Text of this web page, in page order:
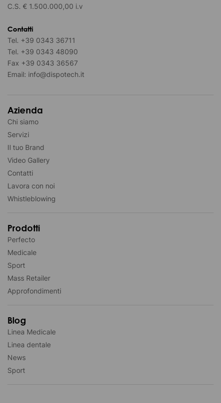
C.S. € 1.500.000,00 i.v
Contatti
Tel. +39 0343 36711
Tel. +39 0343 48090
Fax +39 0343 36567
Email: info@dispotech.it
Azienda
Chi siamo
Servizi
Il tuo Brand
Video Gallery
Contatti
Lavora con noi
Whistleblowing
Prodotti
Perfecto
Medicale
Sport
Mass Retailer
Approfondimenti
Blog
Linea Medicale
Linea dentale
News
Sport